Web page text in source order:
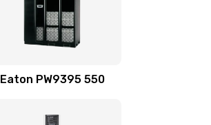
Eaton PW9395 550